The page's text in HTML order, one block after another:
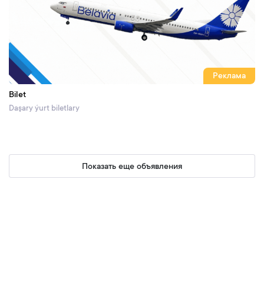
Реклама
Bilet
Daşary ýurt biletlary
Показать еще объявления